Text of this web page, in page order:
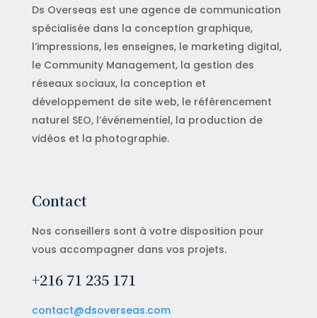
Ds Overseas est une agence de communication
spécialisée dans la conception graphique,
l’impressions, les enseignes, le marketing digital,
le Community Management, la gestion des
réseaux sociaux, la conception et
développement de site web, le référencement
naturel SEO, l’événementiel, la production de
vidéos et la photographie.
Contact
Nos conseillers sont à votre disposition pour
vous accompagner dans vos projets.
+216 71 235 171
contact@dsoverseas.com